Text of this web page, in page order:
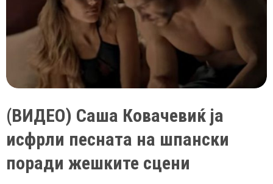
(ВИДЕО) Саша Ковачевиќ ја
исфрли песната на шпански
поради жешките сцени